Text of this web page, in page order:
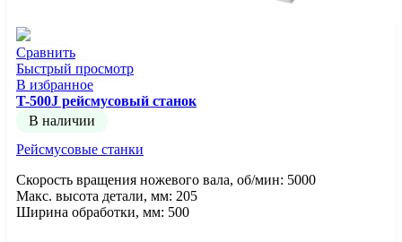
Сравнить
Быстрый просмотр
В избранное
T-500J рейсмусовый станок
В наличии
Рейсмусовые станки
Скорость вращения ножевого вала, об/мин: 5000
Макс. высота детали, мм: 205
Ширина обработки, мм: 500